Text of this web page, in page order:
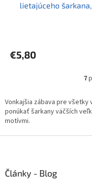
lietajúceho
€5,80
7
Vonkajšia zábava pre všetky
ponúkať šarkany väčších
motívmi.
Články - Blog